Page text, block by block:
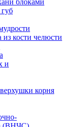
блоками
из кости челюсти
и
корня